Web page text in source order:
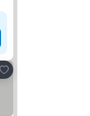
Añadir a favoritos